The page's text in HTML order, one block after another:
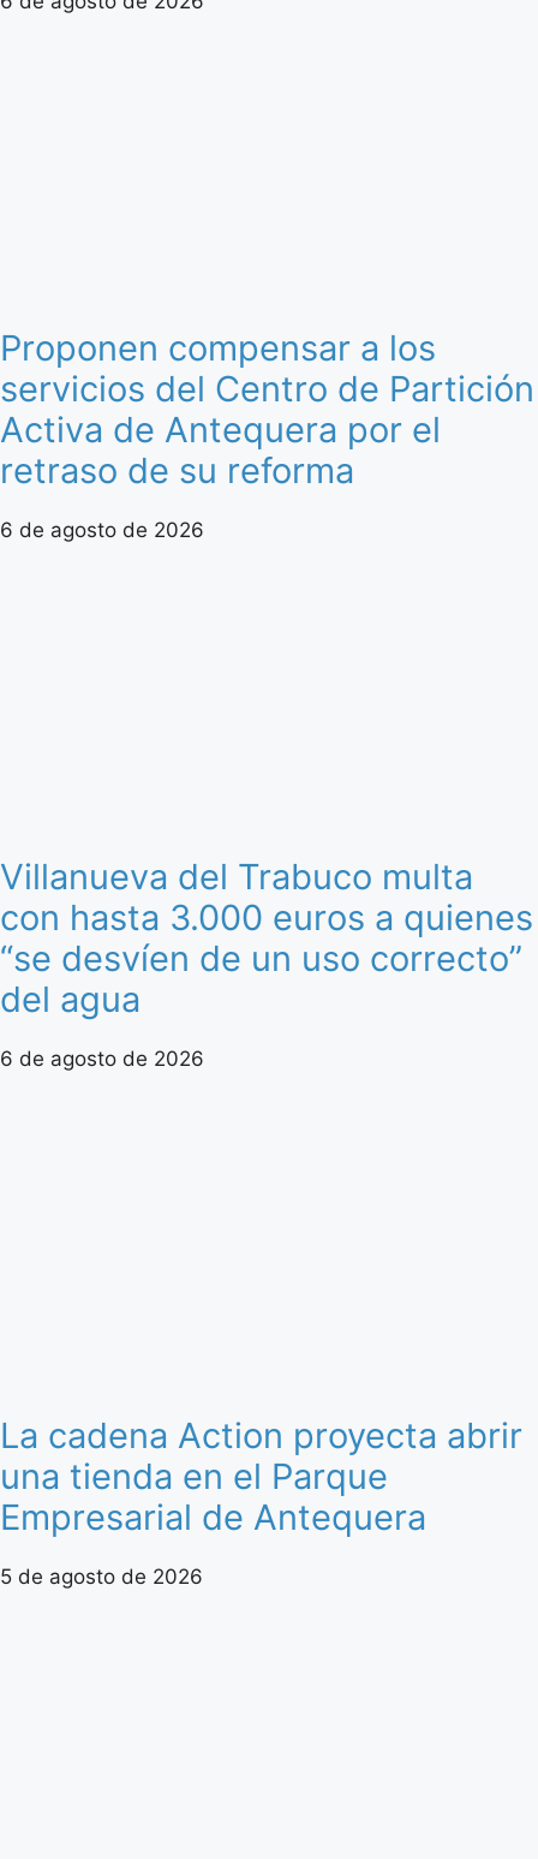
Proponen compensar a los
servicios del Centro de Partición
Activa de Antequera por el
retraso de su reforma
6 de agosto de 2026
Villanueva del Trabuco multa
con hasta 3.000 euros a quienes
“se desvíen de un uso correcto”
del agua
6 de agosto de 2026
La cadena Action proyecta abrir
una tienda en el Parque
Empresarial de Antequera
5 de agosto de 2026